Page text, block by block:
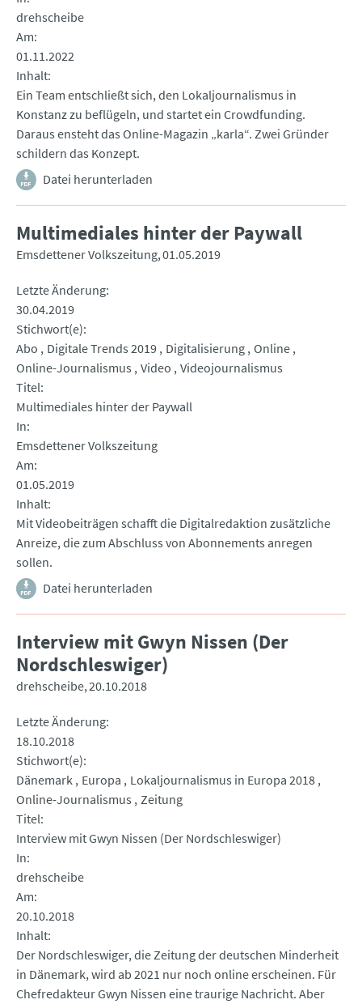
drehscheibe
Am
01.11.2022
Inhalt
Ein Team entschließt sich, den Lokaljournalismus in
Konstanz zu beflügeln, und startet ein Crowdfunding.
Daraus ensteht das Online-Magazin „karla“. Zwei Gründer
schildern das Konzept.
Datei herunterladen
Multimediales hinter der Paywall
Emsdettener Volkszeitung 01.05.2019
Letzte Änderung
30.04.2019
Stichwort(e)
Abo
Digitale Trends 2019 Digitalisierung Online
Online-Journalismus Video Videojournalismus
Titel
Multimediales hinter der Paywall
In
Emsdettener Volkszeitung
Am
01.05.2019
Inhalt
Mit Videobeiträgen schafft die Digitalredaktion zusätzliche
Anreize, die zum Abschluss von Abonnements anregen
sollen.
Datei herunterladen
Interview mit Gwyn Nissen (Der
Nordschleswiger)
drehscheibe 20.10.2018
Letzte Änderung
18.10.2018
Stichwort(e)
Dänemark Europa
Lokaljournalismus in Europa 2018
Online-Journalismus Zeitung
Titel
Interview mit Gwyn Nissen (Der Nordschleswiger)
In
drehscheibe
Am
20.10.2018
Inhalt
Der Nordschleswiger, die Zeitung der deutschen Minderheit
in Dänemark, wird ab 2021 nur noch online erscheinen. Für
Chefredakteur Gwyn Nissen eine traurige Nachricht. Aber